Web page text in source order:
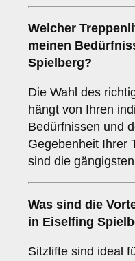
Welcher
meinen
Spielberg?
Die Wahl des
hängt von Ihren
Bedürfnissen und
Gegebenheit Ihrer
sind die
Was sind die
in Eiselfing
Sitzlifte sind ideal